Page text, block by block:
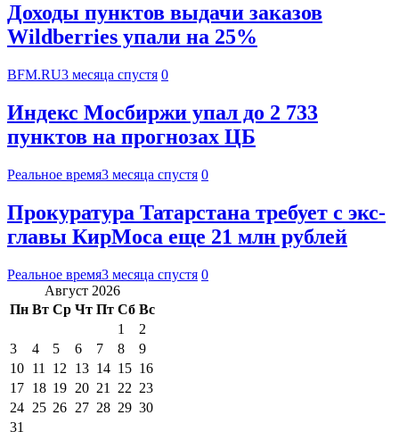
Доходы пунктов выдачи заказов
Wildberries упали на 25%
BFM.RU3 месяца спустя 0
Индекс Мосбиржи упал до 2 733
пунктов на прогнозах ЦБ
Реальное время3 месяца спустя 0
Прокуратура Татарстана требует с экс-
главы КирМоса еще 21 млн рублей
Реальное время3 месяца спустя 0
Август 2026
Пн Вт Ср Чт Пт Сб Вс
1
2
3
4 5 6 7 8
9
10 11 12 13 14 15 16
17 18 19 20 21 22 23
24 25 26 27 28 29 30
31